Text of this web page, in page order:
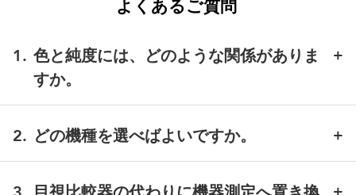
よくあるご質問
1. 色と純度には、どのような関係がありま
すか。
加などの兆候として現れることがあります。測定機器
2. どの機種を選べばよいですか。
たい場合はVista L2が適しています。不透明固体や粉